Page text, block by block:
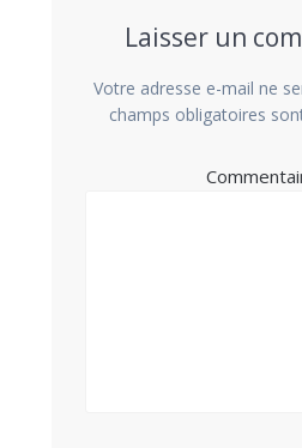
Laisser un
Votre adresse e-mail ne
champs obligatoires